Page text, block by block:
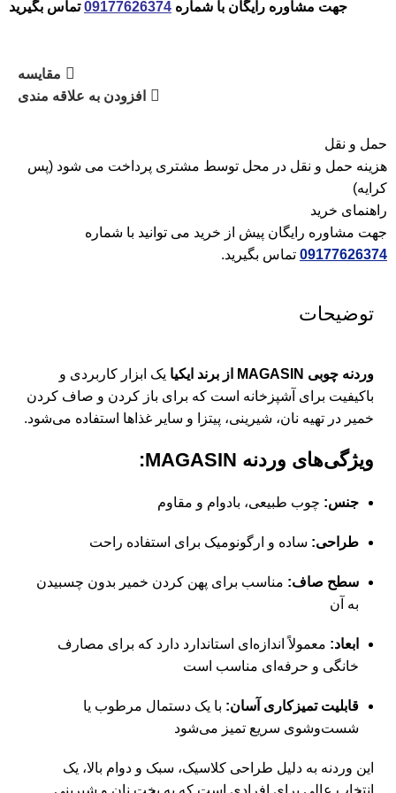
جهت مشاوره رایگان با شماره 09177626374تماس بگیرید
مقایسه
افزودن به علاقه مندی
حمل و نقل
هزینه حمل و نقل در محل توسط مشتری پرداخت می شود (پس
کرایه)
راهنمای خرید
جهت مشاوره رایگان پیش از خرید می توانید با شماره
09177626374 تماس بگیرید.
توضیحات
وردنه چوبی MAGASIN از برند ایکیا
یک ابزار کاربردی و
باکیفیت برای آشپزخانه است که برای باز کردن و صاف کردن
خمیر در تهیه نان، شیرینی، پیتزا و سایر غذاها استفاده می‌شود.
ویژگی‌های وردنه MAGASIN:
جنس: چوب طبیعی، بادوام و مقاوم
طراحی: ساده و ارگونومیک برای استفاده راحت
سطح صاف: مناسب برای پهن کردن خمیر بدون چسبیدن
به آن
ابعاد: معمولاً اندازه‌ای استاندارد دارد که برای مصارف
خانگی و حرفه‌ای مناسب است
قابلیت تمیزکاری آسان: با یک دستمال مرطوب یا
شست‌وشوی سریع تمیز می‌شود
این وردنه به دلیل طراحی کلاسیک، سبک و دوام بالا، یک
انتخاب عالی برای افرادی است که به پخت نان و شیرینی